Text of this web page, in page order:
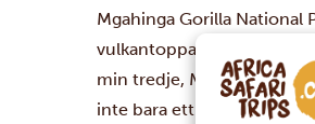
Mgahinga Gorilla National
vulkantoppar, Mount
min tredje, Mount
inte bara ett paradis för